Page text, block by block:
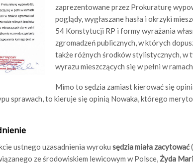
zaprezentowane przez Prokuraturę
poglądy, wygłaszane hasła i okrzyki
54 Konstytucji RP i formy wyrażania
zgromadzeń publicznych, w których
także różnych środków stylistycznych, w
wyrazu mieszczących się w pełni w
Mimo to sędzia zamiast kierować się
sprawach, to kieruje się opinią Nowaka, którego
ustnego uzasadnienia wyroku sędzia miała zacytować
ze środowiskiem lewicowym w Polsce, Żyda